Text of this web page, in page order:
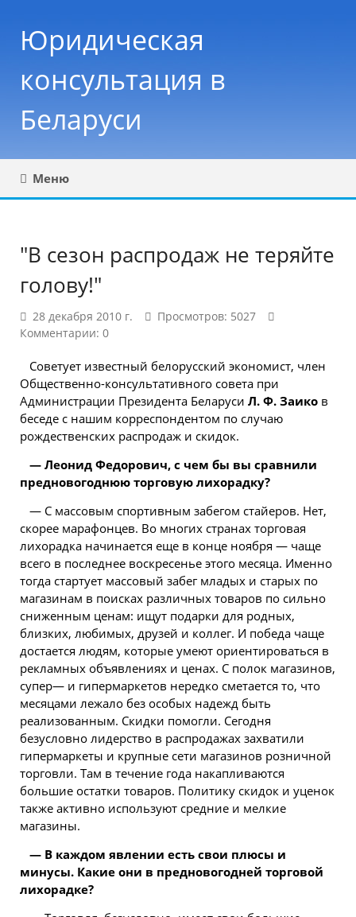
Юридическая
консультация в
Беларуси
Меню
"В сезон распродаж не теряйте
голову!"
28 декабря 2010 г.
Просмотров: 5027
Комментарии: 0
Советует известный белорусский экономист, член
Общественно-консультативного совета при
Администрации Президента Беларуси Л. Ф. Заико в
беседе с нашим корреспондентом по случаю
рождественских распродаж и скидок.
— Леонид Федорович, с чем бы вы сравнили
предновогоднюю торговую лихорадку?
— С массовым спортивным забегом стайеров. Нет,
скорее марафонцев. Во многих странах торговая
лихорадка начинается еще в конце ноября — чаще
всего в последнее воскресенье этого месяца. Именно
тогда стартует массовый забег младых и старых по
магазинам в поисках различных товаров по сильно
сниженным ценам: ищут подарки для родных,
близких, любимых, друзей и коллег. И победа чаще
достается людям, которые умеют ориентироваться в
рекламных объявлениях и ценах. С полок магазинов,
супер— и гипермаркетов нередко сметается то, что
месяцами лежало без особых надежд быть
реализованным. Скидки помогли. Сегодня
безусловно лидерство в распродажах захватили
гипермаркеты и крупные сети магазинов розничной
торговли. Там в течение года накапливаются
большие остатки товаров. Политику скидок и уценок
также активно используют средние и мелкие
магазины.
— В каждом явлении есть свои плюсы и
минусы. Какие они в предновогодней торговой
лихорадке?